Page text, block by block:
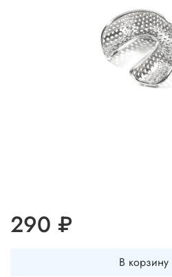
290 ₽
В корзину